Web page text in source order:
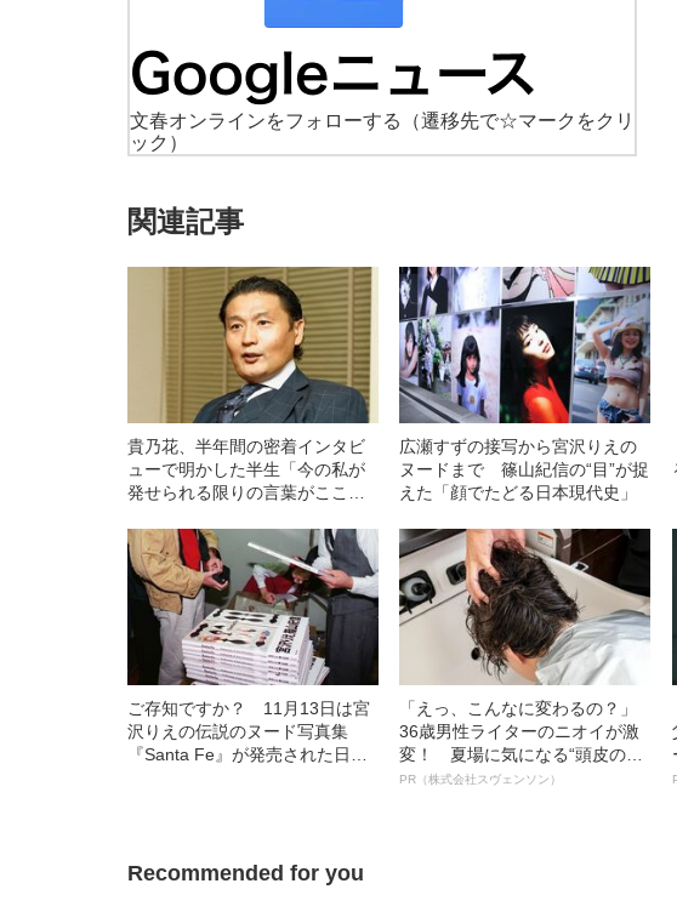
文春オンラインをフォローする
（遷移先で☆マークをクリ
ック）
関連記事
貴乃花、半年間の密着インタビ
ューで明かした半生「今の私が
発せられる限りの言葉がここに
広瀬すずの接写から宮沢りえの
ヌードまで 篠山紀信の“目”が捉
えた「顔でたどる日本現代史」
ご存知ですか？ 11月13日は宮
沢りえの伝説のヌード写真集
『Santa Fe』が発売された日で
「えっ、こんなに変わるの？」
36歳男性ライターのニオイが激
変！ 夏場に気になる“頭皮のニ
オイ”や“ベタつき”を解消す
PR（株式会社スヴェンソン）
Recommended for you